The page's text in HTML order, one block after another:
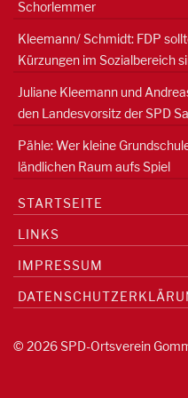
Schorlemmer
Kleemann/ Schmidt: FDP
Kürzungen im Sozialbereich
Juliane Kleemann und
den Landesvorsitz der SPD
Pähle: Wer kleine
ländlichen Raum aufs Spiel
STARTSEITE
LINKS
IMPRESSUM
© 2026 SPD-Ortsverein